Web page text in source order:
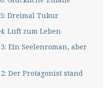
Dreimal Tukur
Luft zum Leben
Ein Seelenroman, aber
Der Protagonist stand